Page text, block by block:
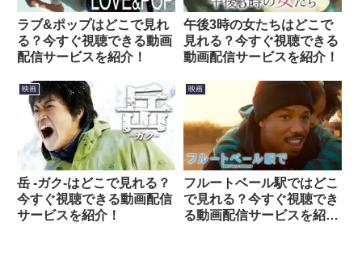
ラブ&ポップはどこで見れ
る？今すぐ視聴できる動画
配信サービスを紹介！
午後3時の女たちはどこで
見れる？今すぐ視聴できる
動画配信サービスを紹介！
映画
岳 -ガク-はどこで見れる？
今すぐ視聴できる動画配信
サービスを紹介！
映画
フルートベール駅ではどこ
で見れる？今すぐ視聴でき
る動画配信サービスを紹